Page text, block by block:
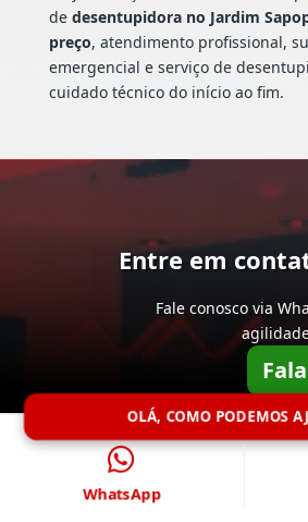
de desentupidora no Jardim
preço, atendimento profissional,
emergencial e serviço de
cuidado técnico do início ao fim.
Entre em
Fale conosco via
OLÁ, COMO PODEMOS
WhatsApp